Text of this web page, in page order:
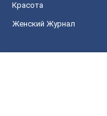
Красота
Женский Журнал